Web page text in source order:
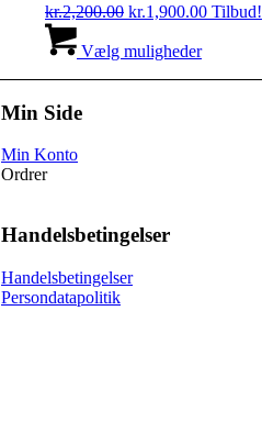
vælges
varesiden
kr.2,200.00 Den
pris
kr.1,900.00Den
Tilbud!
Vælg mulighedervare
Min Side
Min Konto
Ordrer
Handelsbetingelser
Handelsbetingelser
Persondatapolitik